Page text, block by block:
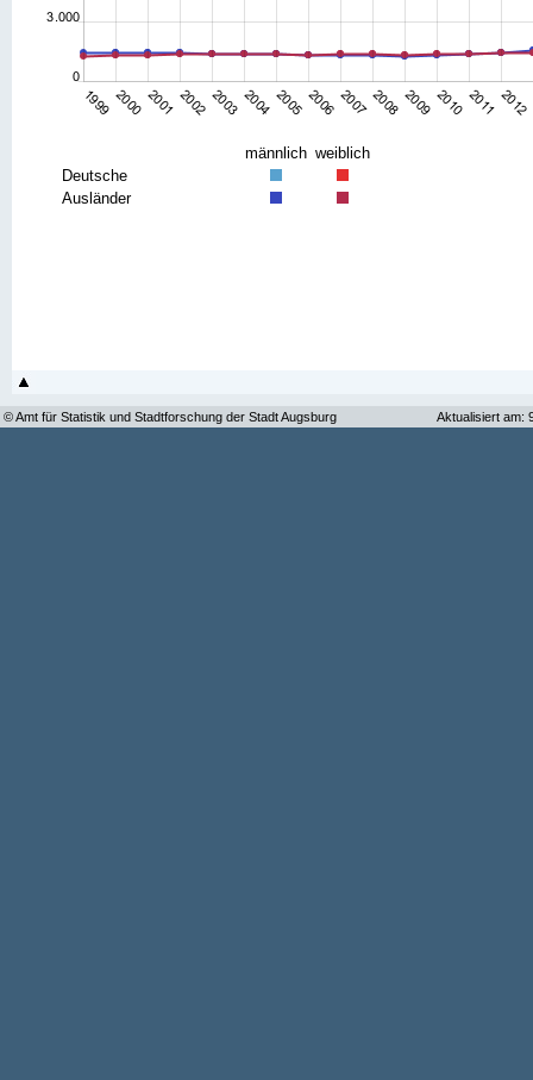
männlich weiblich
Deutsche
Ausländer
© Amt für Statistik und Stadtforschung der Stadt Augsburg Aktualisiert am: